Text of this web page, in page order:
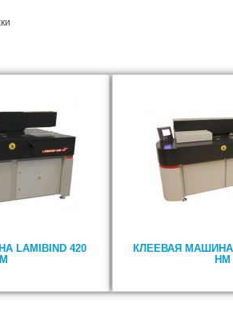
LAMIBIND 420
КЛЕЕВАЯ МАШИНА
HM